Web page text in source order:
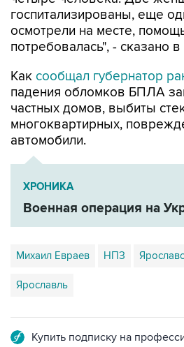
госпитализированы, еще
осмотрели на месте,
потребовалась", - сказано
Как сообщал губернатор
падения обломков БПЛА
частных домов, выбиты
многоквартирных,
автомобили.
ХРОНИКА
Военная операция на
Михаил Евраев НПЗ
Ярославль
Купить подписку на